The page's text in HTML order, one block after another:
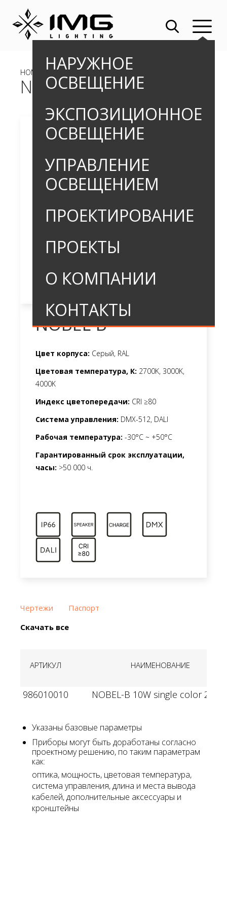
НАРУЖНОЕ
ОСВЕЩЕНИЕ
ЭКСПОЗИЦИОННОЕ
ОСВЕЩЕНИЕ
УПРАВЛЕНИЕ
ОСВЕЩЕНИЕМ
ПРОЕКТИРОВАНИЕ
ПРОЕКТЫ
О КОМПАНИИ
КОНТАКТЫ
HOME » БОЛЛАРДЫ » NOBEL-B
NOBEL-B
NOBEL-B
Цвет корпуса: Серый, RAL
Цветовая температура, К: 2700K, 3000K,
4000K
Индекс цветопередачи: CRI ≥80
Система управления: DMX-512, DALI
Рабочая температура: -30°C ~ +50°C
Гарантированный срок эксплуатации,
часы: >50 000 ч.
Чертежи
Паспорт
Скачать все
АРТИКУЛ НАИМЕНОВАНИЕ
986010010 NOBEL-B 10W single color 220V
Указаны базовые параметры
Приборы могут быть доработаны согласно
проектному решению, по таким параметрам
как:
оптика, мощность, цветовая температура,
система управления, длина и места вывода
кабелей, дополнительные аксессуары и
кронштейны